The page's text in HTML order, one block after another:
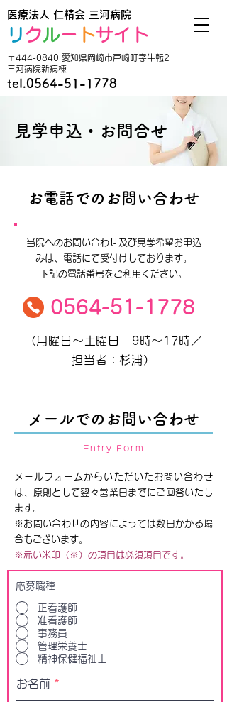
医療法人 仁精会 三河病院
リ ク ルー トサイト
〒444-0840 愛知県岡崎市戸崎町字牛転2
三河病院新病棟
tel.0564-51-1778
見学申込・お問合せ
お電話でのお問い合わせ
当院へのお問い合わせ及び見学希望お申込
みは、電話にて受付けしております。
下記の電話番号をご利用ください。
0564-51-1778
（月曜日～土曜日 9時～17時／
担当者：杉浦）
メールでのお問い合わせ
Entry Form
メールフォームからいただいたお問い合わせ
は、原則として翌々営業日までにご回答いたし
ます。
※お問い合わせの内容によっては数日かかる場
合もございます。
※赤い米印（※）の項目は必須項目です。
応募職種
正看護師
准看護師
事務員
管理栄養士
精神保健福祉士
お名前